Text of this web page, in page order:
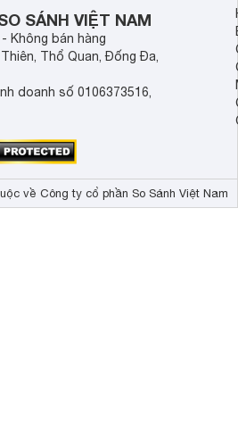
thêm một lựa chọn
người dùng Việt.
SÁNH VIỆT NAM
Không bán hàng
Thổ Quan, Đống Đa,
doanh số 0106373516,
về Công ty cổ phần So Sánh Việt Nam